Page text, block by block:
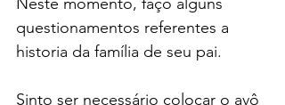
questionamentos referentes a
historia da família de seu pai.
Sinto ser necessário colocar o avô